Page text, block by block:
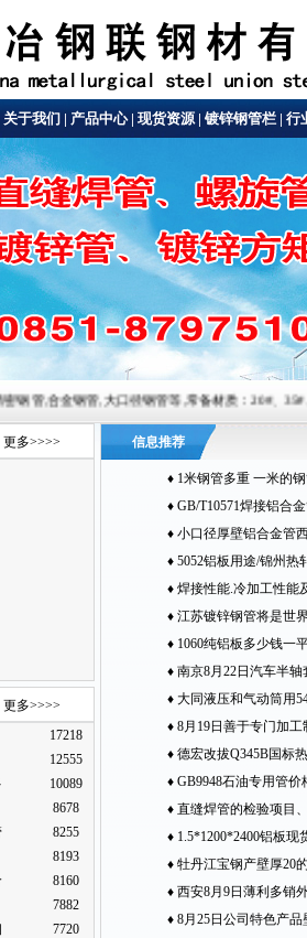
关于我们 | 产品中心| 现货资源| 镀锌钢管栏 | 行
,合金钢管,大口径钢管等,常备材质：20#、35#
更多>>>>
更多>>>>
17218
12555
10089
8678
8255
8193
8160
7882
7720
信息推荐
♦ 1米钢管多重 一米的
缝管每米多重
♦ GB/T10571焊接铝合
米大小口径6063铝合金
♦ 小口径厚壁铝合金管
厚3贵州天线用铝管价格
♦ 5052铝板用途/锦州热
行标准GB/T3880-2006
♦ 焊接性能.冷加工性能
♦ 江苏镀锌钢管将是世
料之一
♦ 1060纯铝板多少钱一
0.8*1000*2000铝板理
♦ 南京8月22日汽车半
GB/T12770-2002热镀
♦ 大同液压和气动筒用
2002镀锌焊管保证质量
♦ 8月19日善于专门加
锌管价格动态
♦ 德宏改拔Q345B国标
回落
♦ GB9948石油专用管
价格市场行情
♦ 直缝焊管的检验项目
♦ 1.5*1200*2400铝板现
板多少钱一平方
♦ 牡丹江宝钢产壁厚20
价格继续保持下跌势头
♦ 西安8月9日薄利多销
0Cr18Ni11Nb螺旋焊管
♦ 8月25日公司特色产品